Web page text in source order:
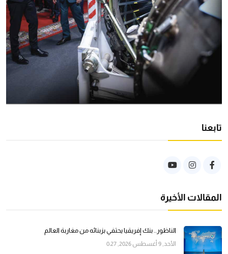
تابعنا
المقالات الأخيرة
الناظور.. بنك إفريقيا يحتفي بزبنائه من مغاربة العالم
الأحد, 9 أغسطس 2026, 0:27